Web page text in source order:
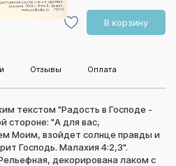
В корзину
Отзывы Оплата
текстом "Радость в Господе -
стороне: "А для вас,
Моим, взойдет солнце правды и
Господь. Малахия 4:2,3".
декорирована лаком с